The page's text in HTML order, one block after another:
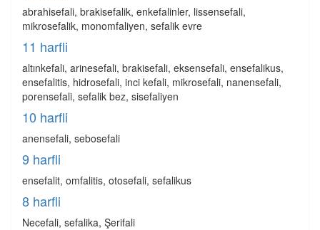
abrahisefali, brakisefalik, enkefalinler, lissensefali,
mikrosefalik, monomfaliyen, sefalik evre
11 harfli
altınkefali, arinesefali, brakisefali, eksensefali, ensefalikus,
ensefalitis, hidrosefali, inci kefali, mikrosefali, nanensefali,
porensefali, sefalik bez, sisefaliyen
10 harfli
anensefali, sebosefali
9 harfli
ensefalit, omfalitis, otosefali, sefalikus
8 harfli
Necefali, sefalika, Şerifali